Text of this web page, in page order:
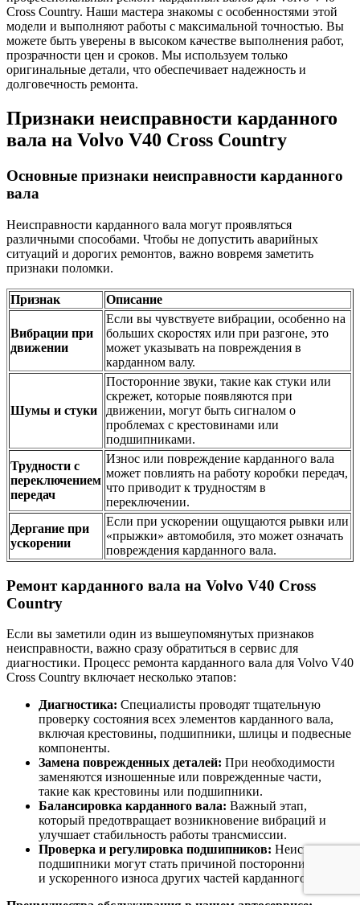
Cross Country. Наши мастера знакомы с особенностями этой
модели и выполняют работы с максимальной точностью. Вы
можете быть уверены в высоком качестве выполнения работ,
прозрачности цен и сроков. Мы используем только
оригинальные детали, что обеспечивает надежность и
долговечность ремонта.
Признаки неисправности карданного
вала на Volvo V40 Cross Country
Основные признаки неисправности карданного
вала
Неисправности карданного вала могут проявляться
различными способами. Чтобы не допустить аварийных
ситуаций и дорогих ремонтов, важно вовремя заметить
признаки поломки.
Признак Описание
Вибрации при
движении
Если вы чувствуете вибрации, особенно на
больших скоростях или при разгоне, это
может указывать на повреждения в
карданном валу.
Шумы и стуки
Посторонние звуки, такие как стуки или
скрежет, которые появляются при
движении, могут быть сигналом о
проблемах с крестовинами или
подшипниками.
Трудности с
переключением
передач
Износ или повреждение карданного вала
может повлиять на работу коробки передач,
что приводит к трудностям в
переключении.
Дергание при
ускорении
Если при ускорении ощущаются рывки или
«прыжки» автомобиля, это может означать
повреждения карданного вала.
Ремонт карданного вала на Volvo V40 Cross
Country
Если вы заметили один из вышеупомянутых признаков
неисправности, важно сразу обратиться в сервис для
диагностики. Процесс ремонта карданного вала для Volvo V40
Cross Country включает несколько этапов:
Диагностика: Специалисты проводят тщательную
проверку состояния всех элементов карданного вала,
включая крестовины, подшипники, шлицы и подвесные
компоненты.
Замена поврежденных деталей: При необходимости
заменяются изношенные или поврежденные части,
такие как крестовины или подшипники.
Балансировка карданного вала: Важный этап,
который предотвращает возникновение вибраций и
улучшает стабильность работы трансмиссии.
Проверка и регулировка подшипников: Неисправные
подшипники могут стать причиной посторонних шумов
и ускоренного износа других частей карданного вала.